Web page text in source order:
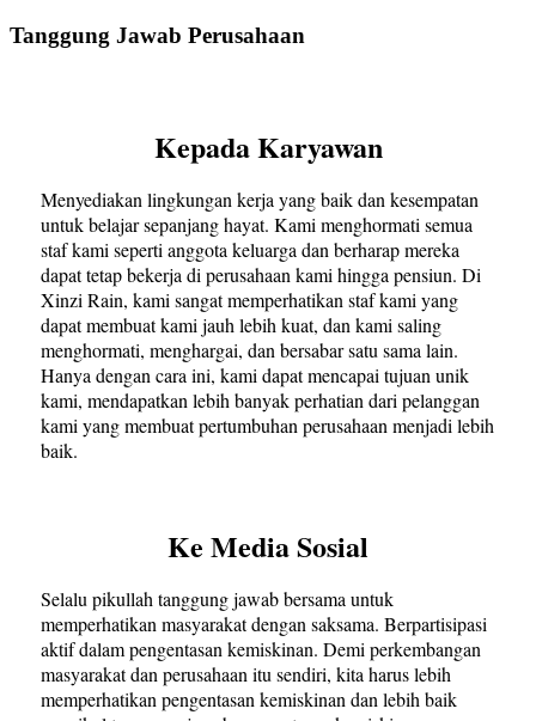
Tanggung Jawab Perusahaan
Kepada Karyawan
Menyediakan lingkungan kerja yang baik dan kesempatan
untuk belajar sepanjang hayat. Kami menghormati semua
staf kami seperti anggota keluarga dan berharap mereka
dapat tetap bekerja di perusahaan kami hingga pensiun. Di
Xinzi Rain, kami sangat memperhatikan staf kami yang
dapat membuat kami jauh lebih kuat, dan kami saling
menghormati, menghargai, dan bersabar satu sama lain.
Hanya dengan cara ini, kami dapat mencapai tujuan unik
kami, mendapatkan lebih banyak perhatian dari pelanggan
kami yang membuat pertumbuhan perusahaan menjadi lebih
baik.
Ke Media Sosial
Selalu pikullah tanggung jawab bersama untuk
memperhatikan masyarakat dengan saksama. Berpartisipasi
aktif dalam pengentasan kemiskinan. Demi perkembangan
masyarakat dan perusahaan itu sendiri, kita harus lebih
memperhatikan pengentasan kemiskinan dan lebih baik